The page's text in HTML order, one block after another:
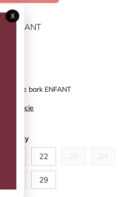
Pine bark ENFANT
topánky
22
29
VARIANT
X